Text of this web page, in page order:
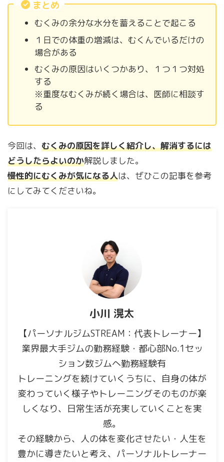
まとめ
むくみの余分な水分を蓄えることで起こる
１日での体重の増減は、むくんでいるだけの
場合がある
むくみの原因はいくつかあり、１つ１つ対処
する
※重度なむくみが続く場合は、医師に相談す
る
今回は、 むくみの原因を詳しく紹介し、解消するには
どうしたらよいのか解説しました。
慢性的にむくみが気になる人は、ぜひこの記事を参考
にしてみてくださいね。
小川 滉太
【パーソナルジムSTREAM：代表トレーナー】
業界最大手ジムの勤務経験・都心部No.1セッ
ション数ジムへ勤務経験有
トレーニングを続けていくうちに、自身の体が
変わっていく様子やトレーニングそのものが楽
しくなり、日常生活が充実していくことを実
感。
その経験から、人の体を変化させたい・人生を
豊かに導きたいと考え、パーソナルトレーナー